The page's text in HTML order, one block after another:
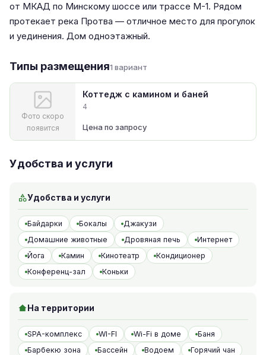
от МКАД по Минскому шоссе или трассе М-1. Рядом
протекает река Протва — отличное место для прогулок
и уединения. Дом одноэтажный.
Типы размещения1 вариант
Фото скоро
появится
Коттедж с камином и баней
4
Цена по запросу
Удобства и услуги
Удобства и услуги
Байдарки Бокалы
Джакузи
Домашние животные
Дровяная печь
Интернет
Йога
Камин Кинотеатр
Кондиционер
Конференц-зал
Коньки
На территории
SPA-комплекс WI-FI Wi-Fi в доме
Баня
Барбекю зона
Бассейн Водоем
Горячий чан